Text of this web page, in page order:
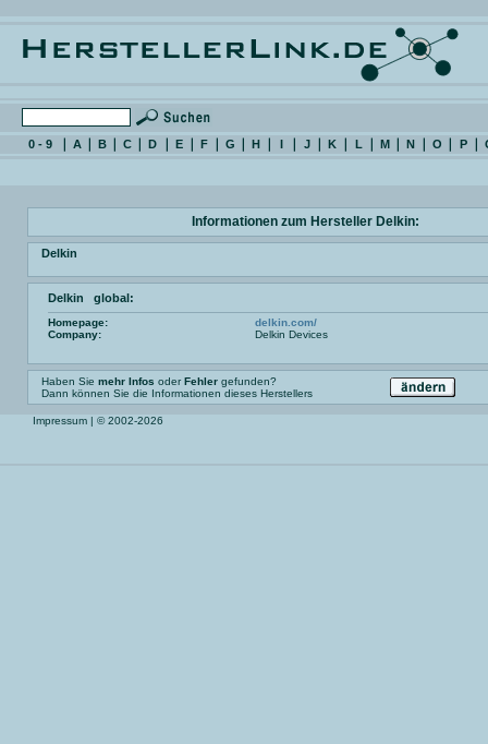
0 - 9 A B C D E F G H I J K L M N O P
Informationen zum Hersteller Delkin:
Delkin
Delkin global:
Homepage:
delkin.com/
Company:
Delkin Devices
Haben Sie mehr Infos oderFehler gefunden?
Dann können Sie die Informationen dieses Herstellers
Impressum | © 2002-2026